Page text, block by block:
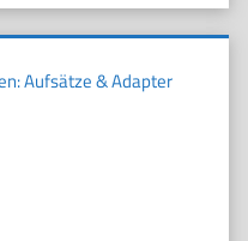
Aufsätze & Adapter